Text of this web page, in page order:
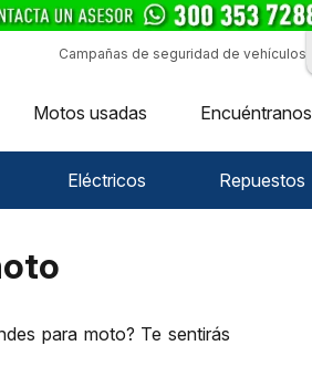
Campañas de seguridad de vehículos
Motos usadas Encuéntranos
Eléctricos Repuestos
para moto? Te sentirás